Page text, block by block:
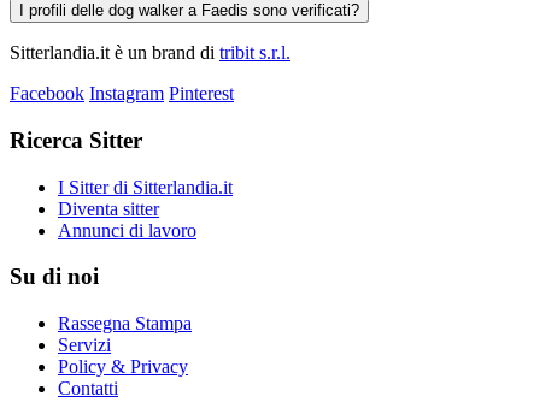
I profili delle dog walker a Faedis sono verificati?
Sitterlandia.it è un brand di tribit s.r.l.
Facebook Instagram Pinterest
Ricerca Sitter
I Sitter di Sitterlandia.it
Diventa sitter
Annunci di lavoro
Su di noi
Rassegna Stampa
Servizi
Policy & Privacy
Contatti